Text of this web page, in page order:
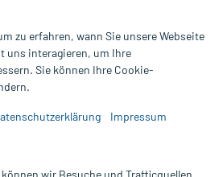
ggf. zzgl. Versandkosten
werden ausschließlich für
durch einen Arzt. Bitte
können. | Diese Webseite benutzt
zu erfahren, wann Sie unsere Webseite
uns interagieren, um Ihre
Sie können Ihre Cookie-
Impressum
wir Besuche und Trafficquellen